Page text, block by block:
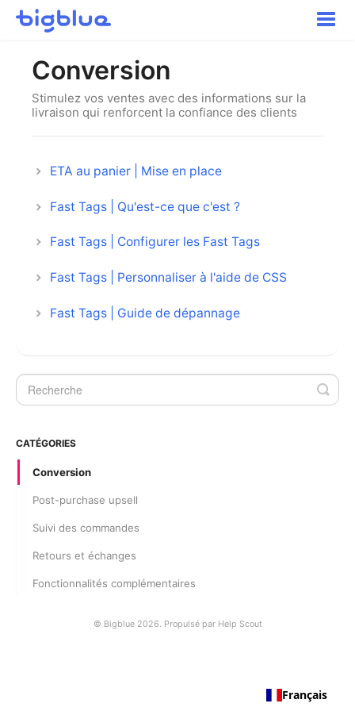
Toggle
Inbound Shipments
Inventaire
Commandes
Expérience acheteur
Contact
Conversion
Stimulez vos ventes avec des informations sur la
livraison qui renforcent la confiance des clients
ETA au panier | Mise en place
Fast Tags | Qu'est-ce que c'est ?
Fast Tags | Configurer les Fast Tags
Fast Tags | Personnaliser à l'aide de CSS
Fast Tags | Guide de dépannage
CATÉGORIES
Conversion
Post-purchase upsell
Suivi des commandes
Retours et échanges
Fonctionnalités complémentaires
© Bigblue 2026. Propulsé par Help Scout
Français